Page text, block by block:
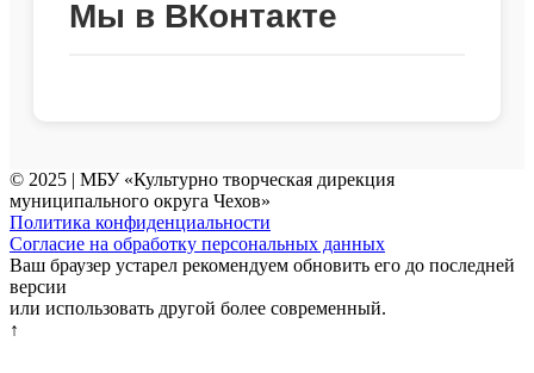
Мы в ВКонтакте
© 2025 | МБУ «Культурно творческая дирекция
муниципального округа Чехов»
Политика конфиденциальности
Согласие на обработку персональных данных
Ваш браузер устарел рекомендуем обновить его до последней
версии
или использовать другой более современный.
↑